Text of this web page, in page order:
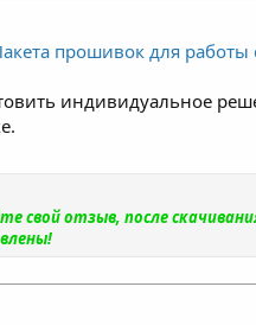
прошивок для работы
индивидуальное
свой отзыв, после